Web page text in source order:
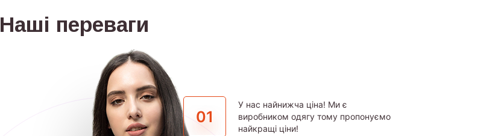
Наші переваги
01
У нас найнижча ціна! Ми є
виробником одягу тому пропонуємо
найкращі ціни!